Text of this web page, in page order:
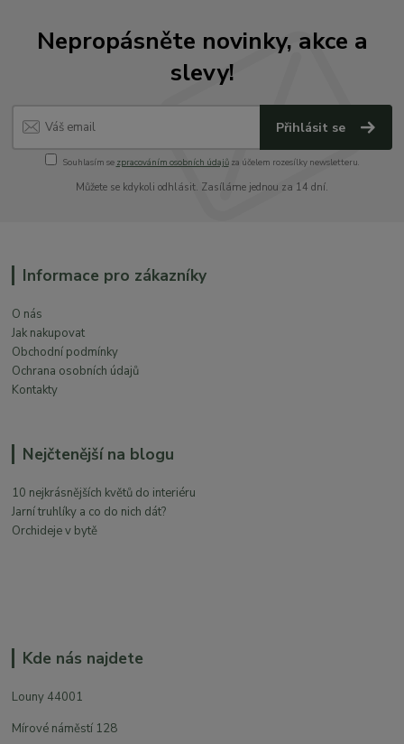
Nepropásněte novinky, akce a
slevy!
Přihlásit se
Souhlasím se zpracováním osobních údajůza účelem rozesílky newsletteru.
Můžete se kdykoli odhlásit. Zasíláme jednou za 14 dní.
Informace pro zákazníky
O nás
Jak nakupovat
Obchodní podmínky
Ochrana osobních údajů
Kontakty
Nejčtenější na blogu
10 nejkrásnějších květů do interiéru
Jarní truhlíky a co do nich dát?
Orchideje v bytě
Kde nás najdete
Louny 44001
Mírové náměstí 128